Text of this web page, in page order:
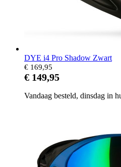
DYE i4 Pro Shadow Zwart
€ 169,95
€ 149,95
Vandaag besteld, dinsdag in